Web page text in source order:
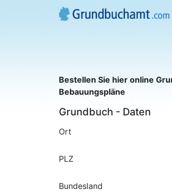
Bestellen Sie hier online
Bebauungspläne
Grundbuch - Daten
Ort
PLZ
Bundesland